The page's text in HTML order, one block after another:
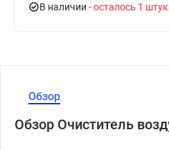
В наличии - осталось 1
Обзор
Обзор Очиститель